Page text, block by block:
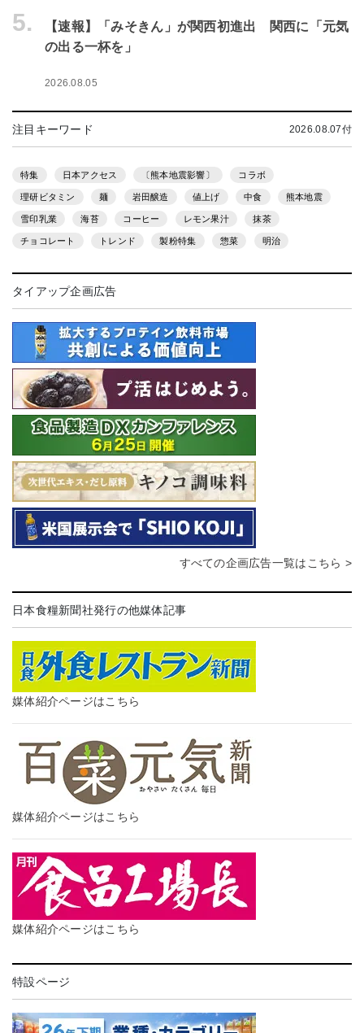
5.
【速報】「みそきん」が関西初進出 関西に「元気
の出る一杯を」
2026.08.05
注目キーワード 2026.08.07付
特集 日本アクセス 〔熊本地震影響〕 コラボ
理研ビタミン 麺 岩田醸造 値上げ 中食 熊本地震
雪印乳業 海苔 コーヒー レモン果汁 抹茶
チョコレート トレンド 製粉特集 惣菜 明治
タイアップ企画広告
すべての企画広告一覧はこちら >
日本食糧新聞社発行の他媒体記事
媒体紹介ページはこちら
媒体紹介ページはこちら
媒体紹介ページはこちら
特設ページ